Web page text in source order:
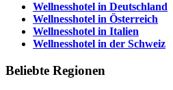
Wellnesshotel in Deutschland
Wellnesshotel in Österreich
Wellnesshotel in Italien
Wellnesshotel in der Schweiz
Beliebte Regionen